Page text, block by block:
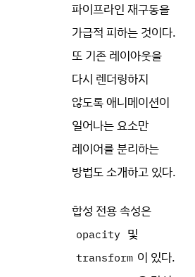
파이프라인 재구동을
가급적 피하는 것이다.
또 기존 레이아웃을
다시 렌더링하지
않도록 애니메이션이
일어나는 요소만
레이어를 분리하는
방법도 소개하고 있다.
합성 전용 속성은
opacity 및
transform 이 있다.